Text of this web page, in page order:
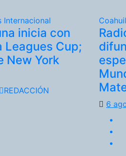
Internacional
inicia con
Leagues Cup;
New York
REDACCIÓN
6